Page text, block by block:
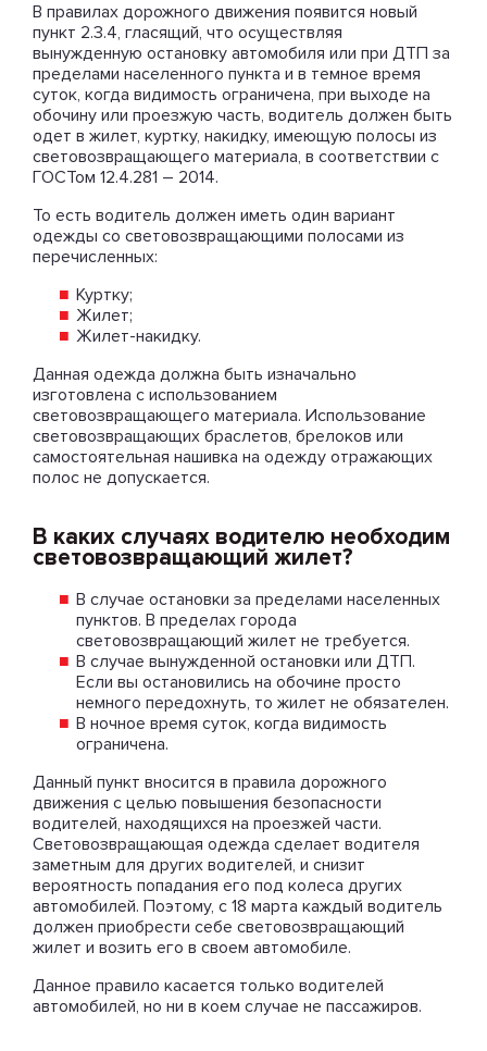
В правилах дорожного движения появится новый
пункт 2.3.4, гласящий, что осуществляя
вынужденную остановку автомобиля или при ДТП за
пределами населенного пункта и в темное время
суток, когда видимость ограничена, при выходе на
обочину или проезжую часть, водитель должен быть
одет в жилет, куртку, накидку, имеющую полосы из
световозвращающего материала, в соответствии с
ГОСТом 12.4.281 – 2014.
То есть водитель должен иметь один вариант
одежды со световозвращающими полосами из
перечисленных:
Куртку;
Жилет;
Жилет-накидку.
Данная одежда должна быть изначально
изготовлена с использованием
световозвращающего материала. Использование
световозвращающих браслетов, брелоков или
самостоятельная нашивка на одежду отражающих
полос не допускается.
В каких случаях водителю необходим
световозвращающий жилет?
В случае остановки за пределами населенных
пунктов. В пределах города
световозвращающий жилет не требуется.
В случае вынужденной остановки или ДТП.
Если вы остановились на обочине просто
немного передохнуть, то жилет не обязателен.
В ночное время суток, когда видимость
ограничена.
Данный пункт вносится в правила дорожного
движения с целью повышения безопасности
водителей, находящихся на проезжей части.
Световозвращающая одежда сделает водителя
заметным для других водителей, и снизит
вероятность попадания его под колеса других
автомобилей. Поэтому, с 18 марта каждый водитель
должен приобрести себе световозвращающий
жилет и возить его в своем автомобиле.
Данное правило касается только водителей
автомобилей, но ни в коем случае не пассажиров.